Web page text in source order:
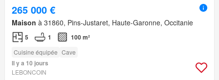
265 000 €
Maison à 31860, Pins-Justaret, Haute-Garonne, Occitanie
5 1 100 m²
Cuisine équipée Cave
Il y a 10 jours
LEBONCOIN